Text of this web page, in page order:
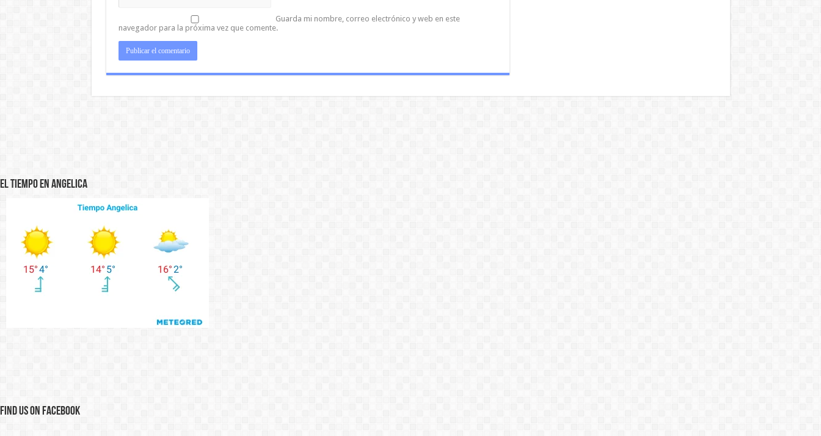
Guarda mi nombre, correo electrónico y web en este
navegador para la próxima vez que comente.
El Tiempo en Angelica
Find us on Facebook